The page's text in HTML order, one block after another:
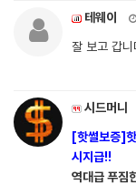
테웨이
잘 보고 갑니
시드머니
[핫썰보증]
시지급!!
역대급 푸짐